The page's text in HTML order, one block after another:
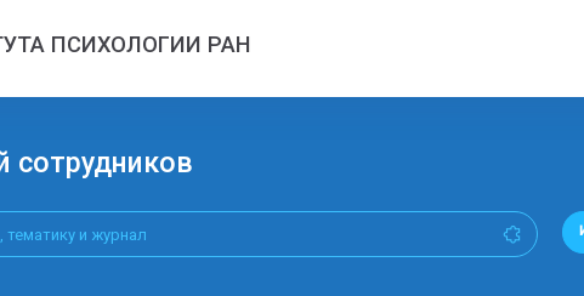
ПСИХОЛОГИИ РАН
сотрудников